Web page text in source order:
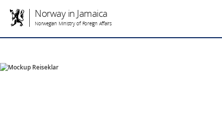
Norway in Jamaica
Norwegian Ministry of Foreign Affairs